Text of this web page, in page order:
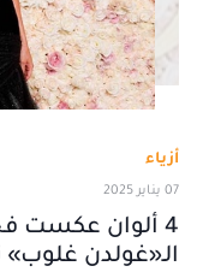
أزياء
07 يناير 2025
4 ألوان عكست
الـ«غولدن غلوب»